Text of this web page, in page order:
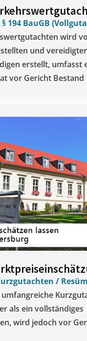
194 BauGB
wird
und
erstellt, umfasst
vor Gericht Bestand
/
umfangreiche
als ein vollständiges
wird jedoch vor